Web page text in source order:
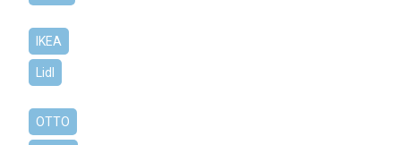
IKEA
Lidl
OTTO